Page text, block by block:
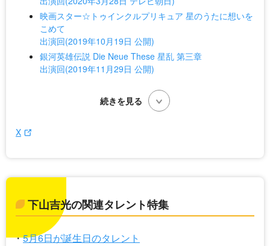
映画スター☆トゥインクルプリキュア 星のうたに想いを
こめて
出演回(2019年10月19日 公開)
銀河英雄伝説 Die Neue These 星乱 第三章
出演回(2019年11月29日 公開)
X
下山吉光の関連タレント特集
5月6日が誕生日のタレント